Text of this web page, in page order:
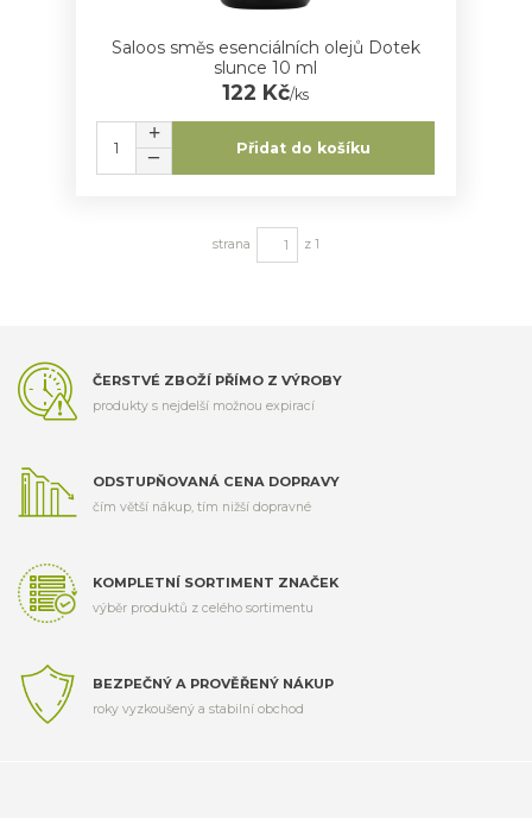
Saloos směs esenciálních olejů Dotek
slunce 10 ml
122 Kč/ks
Přidat do košíku
strana z 1
ČERSTVÉ ZBOŽÍ PŘÍMO Z VÝROBY
produkty s nejdelší možnou expirací
ODSTUPŇOVANÁ CENA DOPRAVY
čím větší nákup, tím nižší dopravné
KOMPLETNÍ SORTIMENT ZNAČEK
výběr produktů z celého sortimentu
BEZPEČNÝ A PROVĚŘENÝ NÁKUP
roky vyzkoušený a stabilní obchod